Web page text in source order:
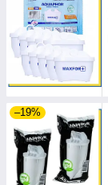
–19%